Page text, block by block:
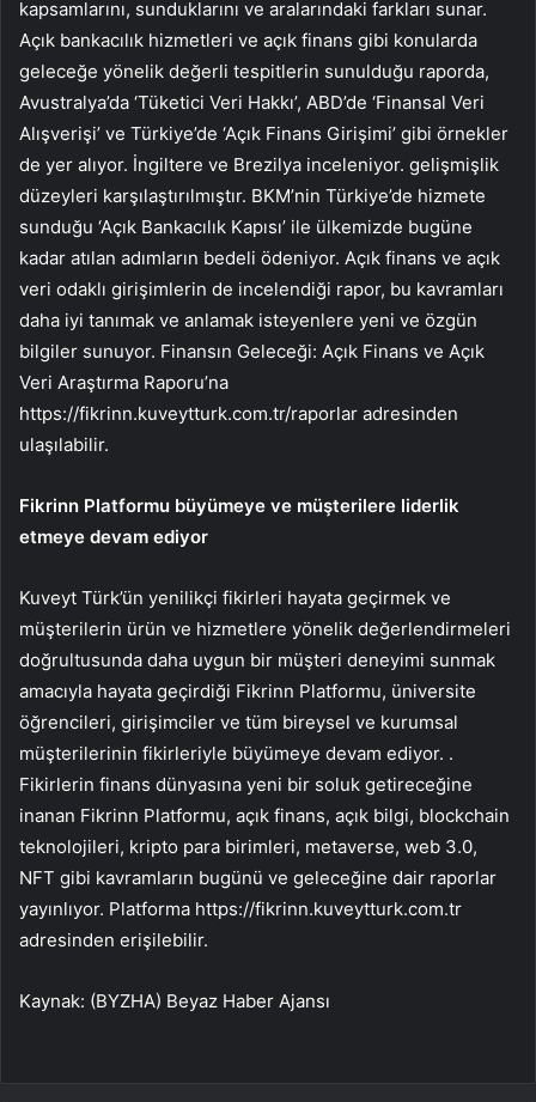
kapsamlarını, sunduklarını ve aralarındaki farkları sunar.
Açık bankacılık hizmetleri ve açık finans gibi konularda
geleceğe yönelik değerli tespitlerin sunulduğu raporda,
Avustralya’da ‘Tüketici Veri Hakkı’, ABD’de ‘Finansal Veri
Alışverişi’ ve Türkiye’de ‘Açık Finans Girişimi’ gibi örnekler
de yer alıyor. İngiltere ve Brezilya inceleniyor. gelişmişlik
düzeyleri karşılaştırılmıştır. BKM’nin Türkiye’de hizmete
sunduğu ‘Açık Bankacılık Kapısı’ ile ülkemizde bugüne
kadar atılan adımların bedeli ödeniyor. Açık finans ve açık
veri odaklı girişimlerin de incelendiği rapor, bu kavramları
daha iyi tanımak ve anlamak isteyenlere yeni ve özgün
bilgiler sunuyor. Finansın Geleceği: Açık Finans ve Açık
Veri Araştırma Raporu’na
https://fikrinn.kuveytturk.com.tr/raporlar adresinden
ulaşılabilir.
Fikrinn Platformu büyümeye ve müşterilere liderlik
etmeye devam ediyor
Kuveyt Türk’ün yenilikçi fikirleri hayata geçirmek ve
müşterilerin ürün ve hizmetlere yönelik değerlendirmeleri
doğrultusunda daha uygun bir müşteri deneyimi sunmak
amacıyla hayata geçirdiği Fikrinn Platformu, üniversite
öğrencileri, girişimciler ve tüm bireysel ve kurumsal
müşterilerinin fikirleriyle büyümeye devam ediyor. .
Fikirlerin finans dünyasına yeni bir soluk getireceğine
inanan Fikrinn Platformu, açık finans, açık bilgi, blockchain
teknolojileri, kripto para birimleri, metaverse, web 3.0,
NFT gibi kavramların bugünü ve geleceğine dair raporlar
yayınlıyor. Platforma https://fikrinn.kuveytturk.com.tr
adresinden erişilebilir.
Kaynak: (BYZHA) Beyaz Haber Ajansı